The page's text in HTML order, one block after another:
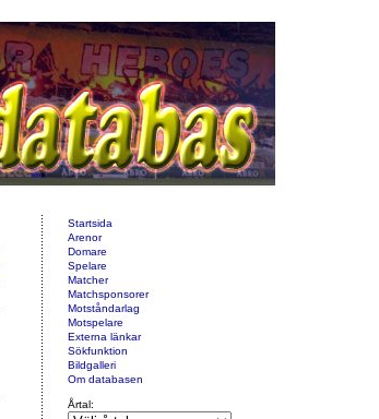
Startsida
Arenor
Domare
Spelare
Matcher
Matchsponsorer
Motståndarlag
Motspelare
Externa länkar
Sökfunktion
Bildgalleri
Om databasen
Årtal: